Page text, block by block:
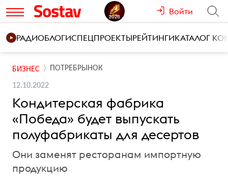
Войти
РАДИОБЛОГИСПЕЦПРОЕКТЫРЕЙТИНГИКАТАЛОГ
БИЗНЕС ПОТРЕБРЫНОК
12.10.2022
Кондитерская фабрика
«Победа» будет выпускать
полуфабрикаты для десертов
Они заменят ресторанам импортную
продукцию